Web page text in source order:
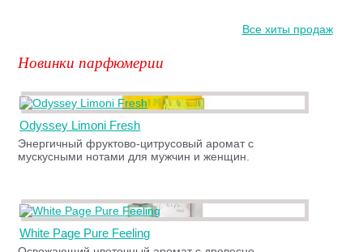
Все хиты продаж
Новинки парфюмерии
Odyssey Limoni Fresh
Энергичный фруктово-цитрусовый аромат с
мускусными нотами для мужчин и женщин.
White Page Pure Feeling